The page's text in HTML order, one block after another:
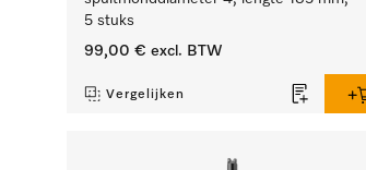
5 stuks
99,00 € excl. BTW
Vergelijken